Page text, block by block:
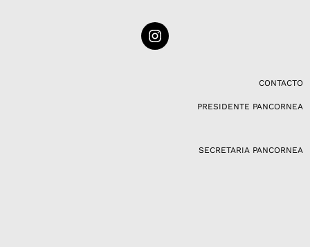
I
n
CONTACTO
PRESIDENTE PANCORNEA
SECRETARIA PANCORNEA